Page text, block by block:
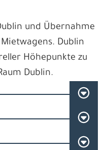
und Übernahme
Dublin
Höhepunkte zu
Dublin.